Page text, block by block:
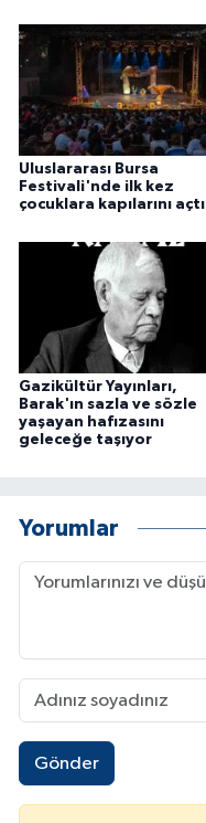
Uluslararası Bursa
Festivali'nde ilk kez
çocuklara kapılarını açtı
Gazikültür Yayınları,
Barak'ın sazla ve sözle
yaşayan hafızasını
geleceğe taşıyor
Yorumlar
Gönder